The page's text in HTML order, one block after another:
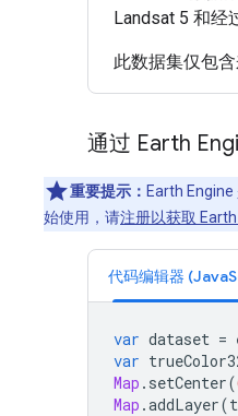
Landsat 5 和经
此数据集仅包
通过 Earth
重要提示： Earth
始使用，请注册以获取
代码编辑器
var dataset =
var
Map . setCenter(
Map .addLayer(